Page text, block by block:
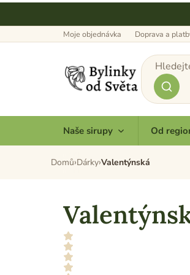
Přejít
obsah
Moje objednávka Doprava a
Naše sirupy Od
Domů Dárky Valentýnská